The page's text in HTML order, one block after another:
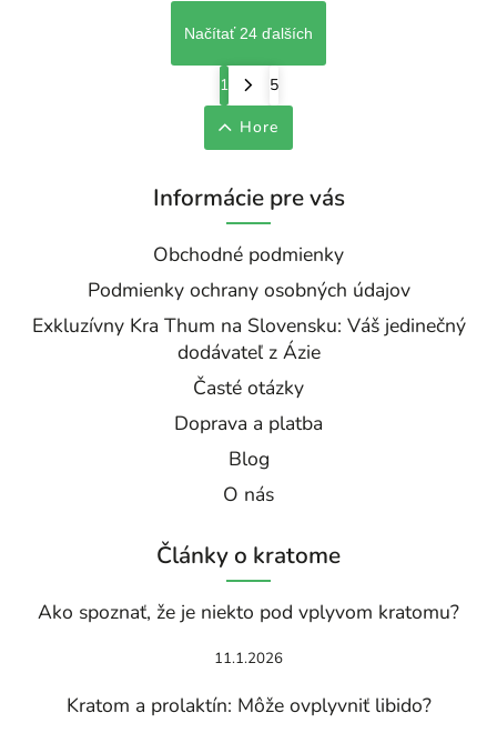
Načítať 24 ďalších
1
5
Hore
Informácie pre vás
Obchodné podmienky
Podmienky ochrany osobných údajov
Exkluzívny Kra Thum na Slovensku: Váš jedinečný
dodávateľ z Ázie
Časté otázky
Doprava a platba
Blog
O nás
Články o kratome
Ako spoznať, že je niekto pod vplyvom kratomu?
11.1.2026
Kratom a prolaktín: Môže ovplyvniť libido?